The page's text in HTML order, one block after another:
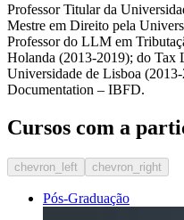
Professor Titular da
Mestre em Direito pela
Professor do LLM em
Holanda (2013-2019); do Tax
Universidade de Lisboa
Documentation – IBFD.
Cursos com a
chevron_left chevron_right
Pós-Graduação